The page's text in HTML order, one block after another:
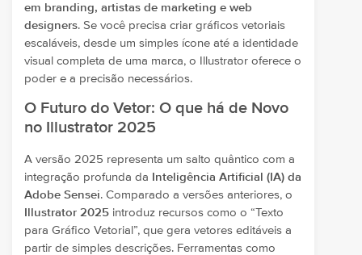
em branding, artistas de marketing e web
designers. Se você precisa criar gráficos vetoriais
escaláveis, desde um simples ícone até a identidade
visual completa de uma marca, o Illustrator oferece o
poder e a precisão necessários.
O Futuro do Vetor: O que há de Novo
no Illustrator 2025
A versão 2025 representa um salto quântico com a
integração profunda da
Inteligência Artificial (IA) da
Adobe Sensei. Comparado a versões anteriores, o
Illustrator 2025 introduz recursos como o “Texto
para Gráfico Vetorial”, que gera vetores editáveis a
partir de simples descrições. Ferramentas como